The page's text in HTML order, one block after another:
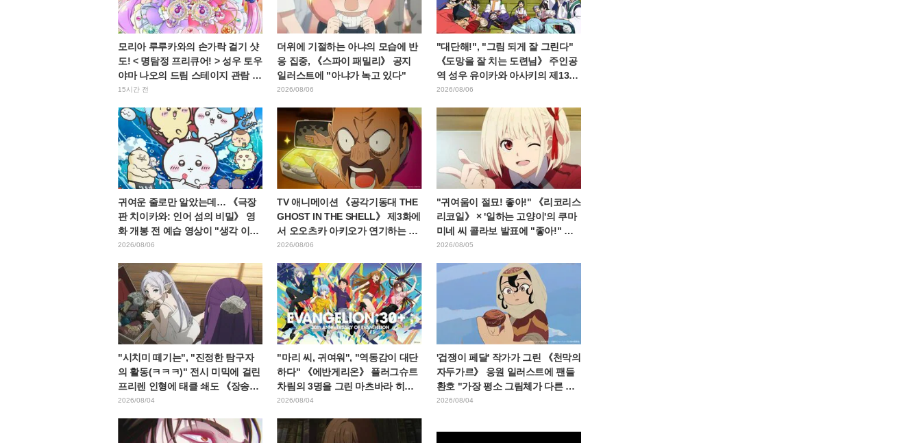
모리아 루루카와의 손가락 걸기 샷
도! < 명탐정 프리큐어! > 성우 토우
야마 나오의 드림 스테이지 관람 보
고에 "W 아르카나다" 반응
15시간 전
더위에 기절하는 아냐의 모습에 반
응 집중, 《스파이 패밀리》 공지
일러스트에 "아냐가 녹고 있다"
2026/08/06
"대단해!", "그림 되게 잘 그린다"
《도망을 잘 치는 도련님》 주인공
역 성우 유이카와 아사키의 제13화
ED 일러스트에 찬사 속출
2026/08/06
귀여운 줄로만 알았는데… 《극장
판 치이카와: 인어 섬의 비밀》 영
화 개봉 전 예습 영상이 "생각 이상
으로 가혹하다", "노동 얘기뿐이
2026/08/06
TV 애니메이션 《공각기동대 THE
GHOST IN THE SHELL》 제3화에
서 오오츠카 아키오가 연기하는 마
레스 대령 등장! 캐스트 코멘트 &
2026/08/06
"귀여움이 절묘! 좋아!" 《리코리스
리코일》 × '일하는 고양이'의 쿠마
미네 씨 콜라보 발표에 "좋아!" 반
응 잇따라
2026/08/05
"시치미 떼기는", "진정한 탐구자
의 활동(ㅋㅋㅋ)" 전시 미믹에 걸린
프리렌 인형에 태클 쇄도 《장송의
프리렌》
2026/08/04
"마리 씨, 귀여워", "역동감이 대단
하다" 《에반게리온》 플러그슈트
차림의 3명을 그린 마츠바라 히데
노리 씨의 아름다운 드로잉 공개에
2026/08/04
'겁쟁이 페달' 작가가 그린 《천막의
자두가르》 응원 일러스트에 팬들
환호 "가장 평소 그림체가 다른 사
람이 그리면 이렇게 된다"
2026/08/04